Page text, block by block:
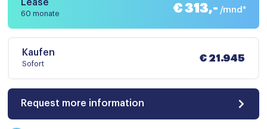
Lease
60 monate € 313,- /mnd*
Kaufen
Sofort
€ 21.945
Request more information